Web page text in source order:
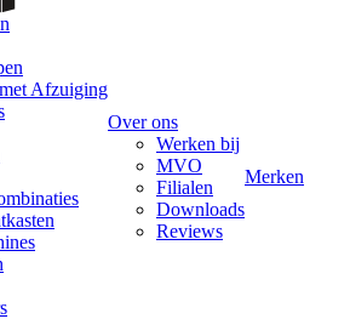
Afzuiging
Over ons
Werken bij
MVO
Filialen
Downloads
Reviews
Merken